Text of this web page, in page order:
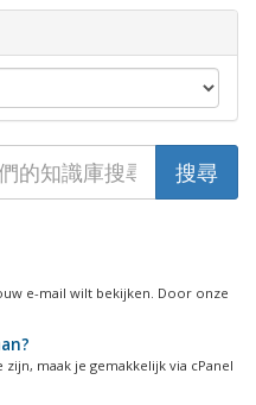
e-mail wilt bekijken. Door onze
maak je gemakkelijk via cPanel